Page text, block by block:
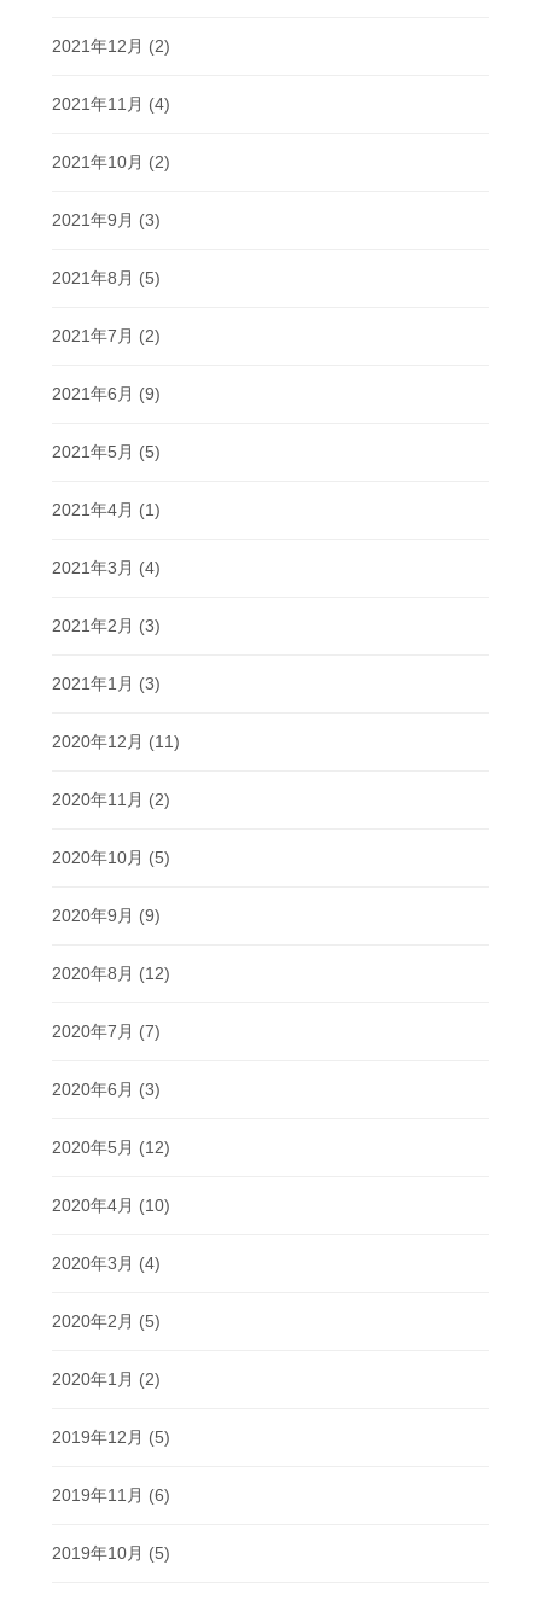
2021年12月 (2)
2021年11月 (4)
2021年10月 (2)
2021年9月 (3)
2021年8月 (5)
2021年7月 (2)
2021年6月 (9)
2021年5月 (5)
2021年4月 (1)
2021年3月 (4)
2021年2月 (3)
2021年1月 (3)
2020年12月 (11)
2020年11月 (2)
2020年10月 (5)
2020年9月 (9)
2020年8月 (12)
2020年7月 (7)
2020年6月 (3)
2020年5月 (12)
2020年4月 (10)
2020年3月 (4)
2020年2月 (5)
2020年1月 (2)
2019年12月 (5)
2019年11月 (6)
2019年10月 (5)